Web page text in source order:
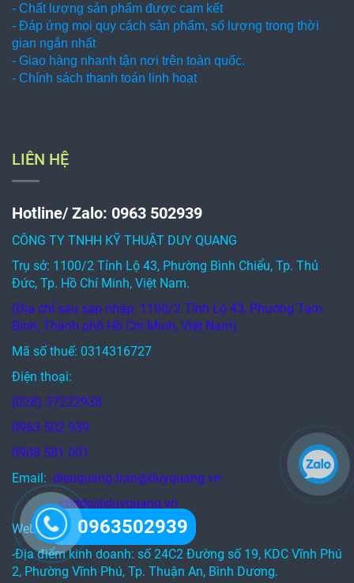
- Chất lượng sản phẩm được cam kết
- Đáp ứng mọi quy cách sản phẩm, số lượng trong thời
gian ngắn nhất
- Giao hàng nhanh tận nơi trên toàn quốc.
- Chính sách thanh toán linh hoạt
LIÊN HỆ
Hotline/ Zalo: 0963 502939
CÔNG TY TNHH KỸ THUẬT DUY QUANG
Trụ sở: 1100/2 Tỉnh Lộ 43, Phường Bình Chiểu, Tp. Thủ
Đức, Tp. Hồ Chí Minh, Việt Nam.
(Địa chỉ sau sáp nhập: 1100/2 Tỉnh Lộ 43, Phường Tam
Bình, Thành phố Hồ Chí Minh, Việt Nam)
Mã số thuế: 0314316727
Điện thoại:
(028) 37222938
0963 502 939
0908 581 001
Email: dieuquang.tran@duyquang.vn
ctktdq@duyquang.vn
Website: https://duyquang.vn/
-Địa điểm kinh doanh: số 24C2 Đường số 19, KDC Vĩnh Phú
2, Phường Vĩnh Phú, Tp. Thuận An, Bình Dương.
0963502939